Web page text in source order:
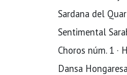
Sardana del
Sentimental
Choros núm. 1 ·
Dansa